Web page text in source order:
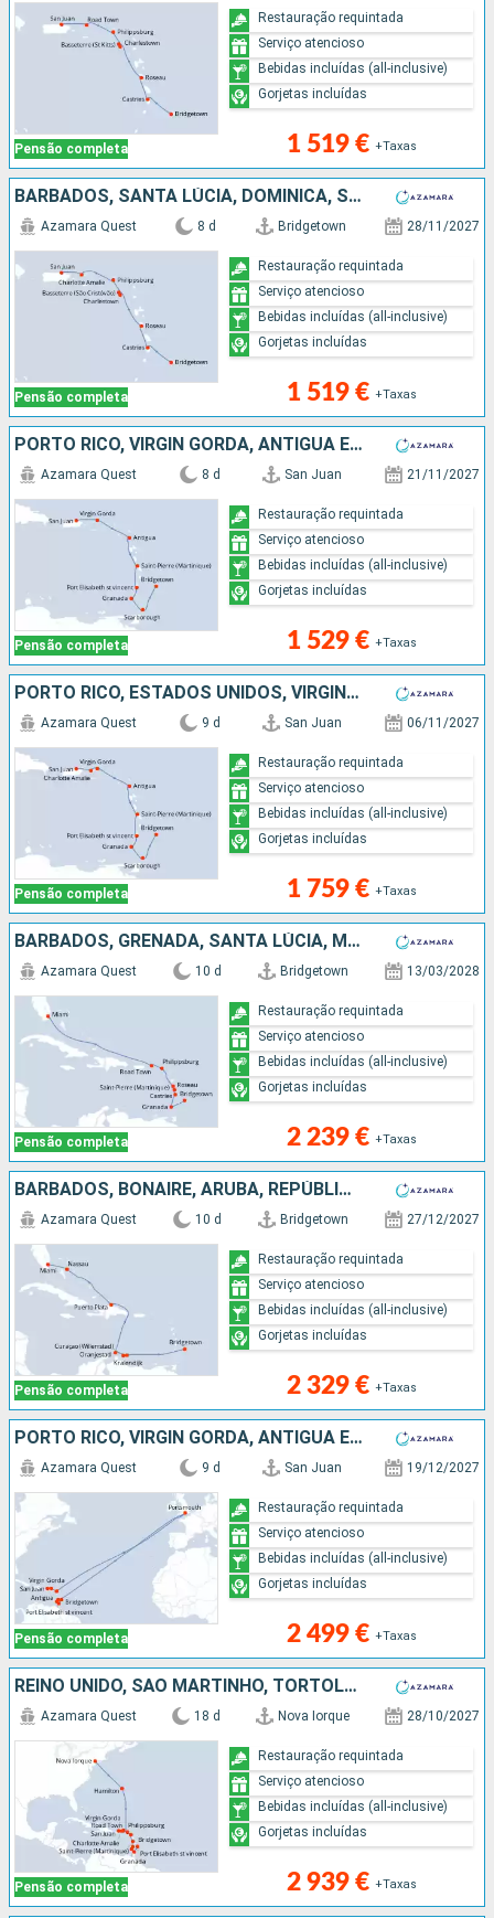
Pensão completa 1 519 € +Taxas
Restauração requintada
Serviço atencioso
Bebidas incluídas (all-inclusive)
Gorjetas incluídas
BARBADOS, SANTA LÚCIA, DOMINICA, SÃO MARTINHO, ESTADOS UNIDOS, PORTO RICO
Pensão completa
Azamara Quest 8 d Bridgetown 28/11/2027
1 519 € +Taxas
Restauração requintada
Serviço atencioso
Bebidas incluídas (all-inclusive)
Gorjetas incluídas
PORTO RICO, VIRGIN GORDA, ANTÍGUA E BARBUDA, MARTINICA, ST VINCENT E GRENADINES, GRENADA, TRINIDADE E TOBAGO, BARBADOS
Pensão completa
Azamara Quest 8 d San Juan 21/11/2027
1 529 € +Taxas
Restauração requintada
Serviço atencioso
Bebidas incluídas (all-inclusive)
Gorjetas incluídas
PORTO RICO, ESTADOS UNIDOS, VIRGIN GORDA, ANTÍGUA E BARBUDA, MARTINICA, ST VINCENT E GRENADINES, GRENADA, TRINIDADE E TOBAGO, BARBADOS
Pensão completa
Azamara Quest 9 d San Juan 06/11/2027
1 759 € +Taxas
Restauração requintada
Serviço atencioso
Bebidas incluídas (all-inclusive)
Gorjetas incluídas
BARBADOS, GRENADA, SANTA LÚCIA, MARTINICA, DOMINICA, SÃO MARTINHO, TORTOLA, ESTADOS UNIDOS
Pensão completa
Azamara Quest 10 d Bridgetown 13/03/2028
2 239 € +Taxas
Restauração requintada
Serviço atencioso
Bebidas incluídas (all-inclusive)
Gorjetas incluídas
BARBADOS, BONAIRE, ARUBA, REPÚBLICA DOMINICANA, BAHAMAS, ESTADOS UNIDOS
Pensão completa
Azamara Quest 10 d Bridgetown 27/12/2027
2 329 € +Taxas
Restauração requintada
Serviço atencioso
Bebidas incluídas (all-inclusive)
Gorjetas incluídas
PORTO RICO, VIRGIN GORDA, ANTÍGUA E BARBUDA, REINO UNIDO, ST VINCENT E GRENADINES, GRENADA, TRINIDADE E TOBAGO, BARBADOS
Pensão completa
Azamara Quest 9 d San Juan 19/12/2027
2 499 € +Taxas
Restauração requintada
Serviço atencioso
Bebidas incluídas (all-inclusive)
Gorjetas incluídas
REINO UNIDO, SÃO MARTINHO, TORTOLA, PORTO RICO, ESTADOS UNIDOS, VIRGIN GORDA, ANTÍGUA E BARBUDA, MARTINICA, ST VINCENT E GRENADINES, GRENADA, TRINIDADE E TOBAGO, BARBADOS
Pensão completa
Azamara Quest 18 d Nova Iorque 28/10/2027
2 939 € +Taxas
Restauração requintada
Serviço atencioso
Bebidas incluídas (all-inclusive)
Gorjetas incluídas